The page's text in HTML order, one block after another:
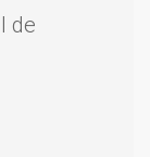
de